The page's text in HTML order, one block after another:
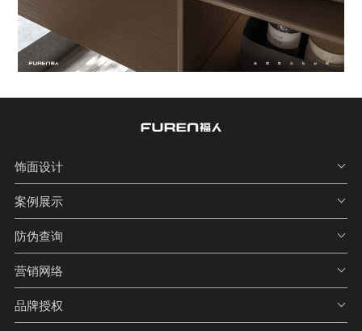
饰面设计
案例展示
防伪查询
营销网络
品牌授权